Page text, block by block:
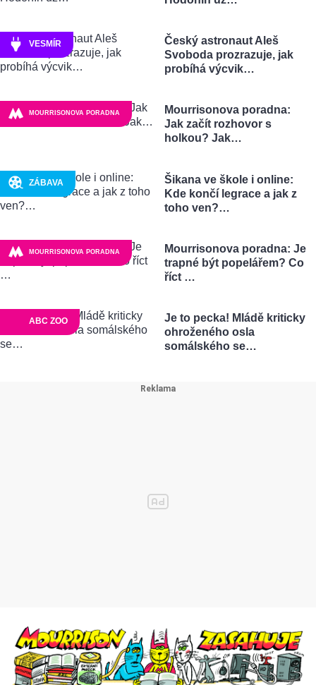
VESMÍR
Český astronaut Aleš
Svoboda prozrazuje, jak
probíhá výcvik…
MOURRISONOVA PORADNA
Mourrisonova poradna:
Jak začít rozhovor s
holkou? Jak…
ZÁBAVA
Šikana ve škole i online:
Kde končí legrace a jak z
toho ven?…
MOURRISONOVA PORADNA
Mourrisonova poradna: Je
trapné být popelářem? Co
říct …
ABC ZOO
Je to pecka! Mládě kriticky
ohroženého osla
somálského se…